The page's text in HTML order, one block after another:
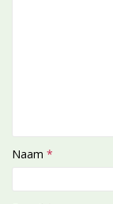
Naam *